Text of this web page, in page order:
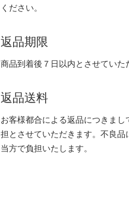
ください。
返品期限
商品到着後７日以内とさせていた
返品送料
お客様都合による返品につきまし
担とさせていただきます。不良品
当方で負担いたします。